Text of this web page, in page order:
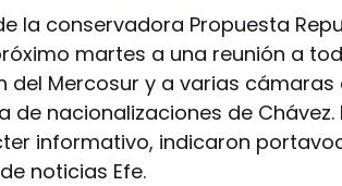
la conservadora Propuesta
martes a una reunión a
del Mercosur y a varias
de nacionalizaciones de
informativo, indicaron
noticias Efe.